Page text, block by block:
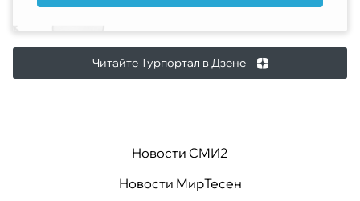
Читайте Турпортал в Дзене
Новости СМИ2
Новости МирТесен